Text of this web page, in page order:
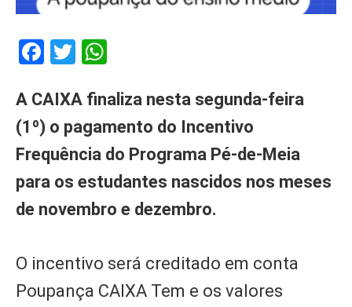
Facebook
Twitter
A CAIXA finaliza nesta segunda-feira
(1º) o pagamento do Incentivo
Frequência do Programa Pé-de-Meia
para os estudantes nascidos nos meses
de novembro e dezembro.
O incentivo será creditado em conta
Poupança CAIXA Tem e os valores